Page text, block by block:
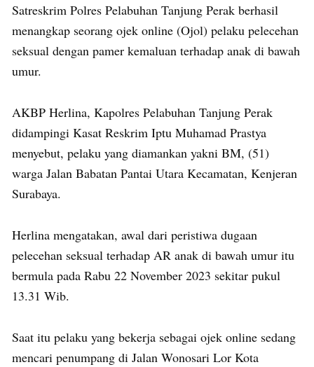
Satreskrim Polres Pelabuhan Tanjung Perak berhasil
menangkap seorang ojek online (Ojol) pelaku pelecehan
seksual dengan pamer kemaluan terhadap anak di bawah
umur.
AKBP Herlina, Kapolres Pelabuhan Tanjung Perak
didampingi Kasat Reskrim Iptu Muhamad Prastya
menyebut, pelaku yang diamankan yakni BM, (51)
warga Jalan Babatan Pantai Utara Kecamatan, Kenjeran
Surabaya.
Herlina mengatakan, awal dari peristiwa dugaan
pelecehan seksual terhadap AR anak di bawah umur itu
bermula pada Rabu 22 November 2023 sekitar pukul
13.31 Wib.
Saat itu pelaku yang bekerja sebagai ojek online sedang
mencari penumpang di Jalan Wonosari Lor Kota